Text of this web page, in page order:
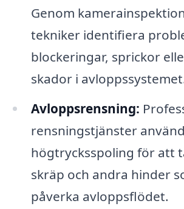
Genom
tekniker identifiera
blockeringar, sprickor
skador i
Avloppsrensning:
rensningstjänster
högtrycksspoling för att
skräp och andra hinder
påverka avloppsflödet.